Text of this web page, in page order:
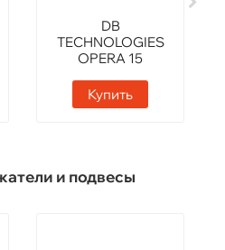
DB
TECHNOLOGIES
OPERA 15
Купить
и подвесы